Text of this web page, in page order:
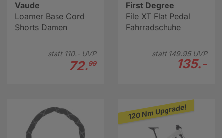
Vaude
Loamer Base Cord
Shorts Damen
statt 110.-UVP
72.99
First Degree
File XT Flat Pedal
Fahrradschuhe
statt 149.95UVP
135.-
120 Nm Upgrade!